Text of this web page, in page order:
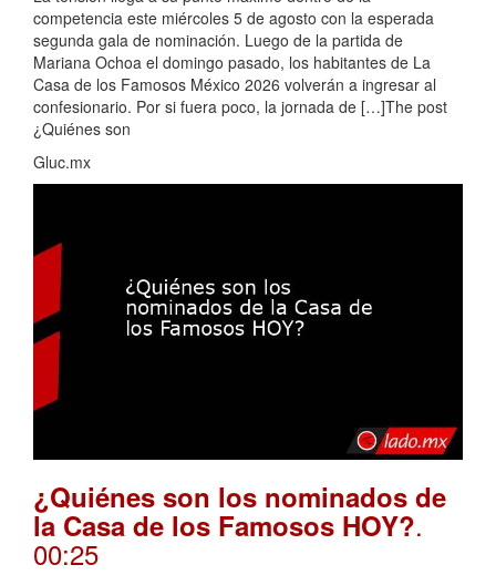
competencia este miércoles 5 de agosto con la esperada
segunda gala de nominación. Luego de la partida de
Mariana Ochoa el domingo pasado, los habitantes de La
Casa de los Famosos México 2026 volverán a ingresar al
confesionario. Por si fuera poco, la jornada de […]The post
¿Quiénes son
Gluc.mx
¿Quiénes son los nominados de
la Casa de los Famosos HOY?.
00:25